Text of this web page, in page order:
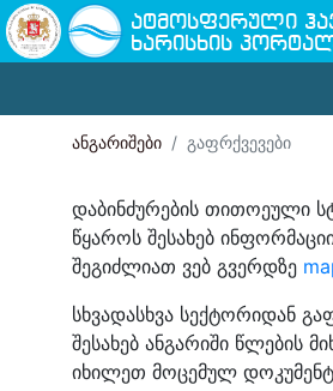
ატმოსფერული
ხარისხის
ანგარიშები გაფრქვევები
დაბინძურების თითოეული
წყაროს შესახებ
შეგიძლიათ ვებ გვერდზე
სხვადასხვა სექტორიდან
შესახებ ანგარიში წლების
იხილეთ მოცემულ